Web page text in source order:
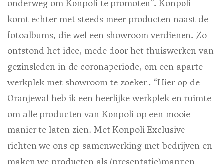
onderweg om Konpoli te promoten”. Konpoli
komt echter met steeds meer producten naast de
fotoalbums, die wel een showroom verdienen. Zo
ontstond het idee, mede door het thuiswerken van
gezinsleden in de coronaperiode, om een aparte
werkplek met showroom te zoeken. “Hier op de
Oranjewal heb ik een heerlijke werkplek en ruimte
om alle producten van Konpoli op een mooie
manier te laten zien. Met Konpoli Exclusive
richten we ons op samenwerking met bedrijven en
maken we producten als (presentatie)mappen